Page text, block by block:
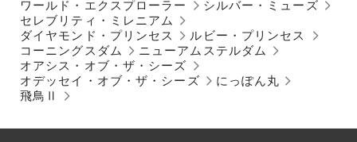
ワールド・エクスプローラー
シルバー・ミューズ
セレブリティ・ミレニアム
ダイヤモンド・プリンセス
ルビー・プリンセス
コーニングスダム
ニューアムステルダム
オアシス・オブ・ザ・シーズ
オデッセイ・オブ・ザ・シーズ
にっぽん丸
飛鳥Ⅱ